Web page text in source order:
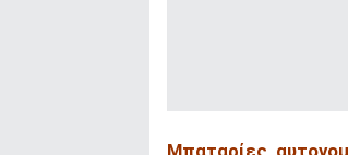
Μπαταρίες,